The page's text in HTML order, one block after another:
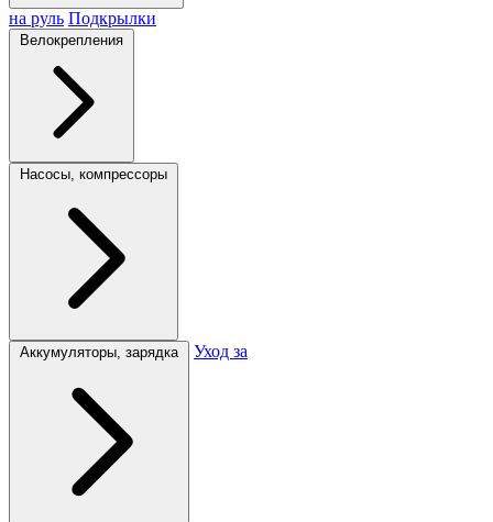
на руль Подкрылки
Велокрепления
Насосы, компрессоры
Аккумуляторы, зарядка Уход за